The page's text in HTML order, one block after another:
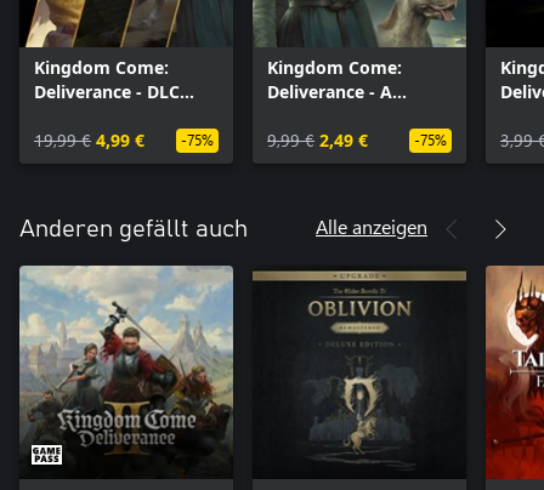
Kingdom Come:
Deliverance - DLC
19,99 € 4,99 € -75%
Kingdom Come:
Deliverance - A
9,99 € 2,49 € -75%
3,99
Anderen gefällt auch Alle anzeigen